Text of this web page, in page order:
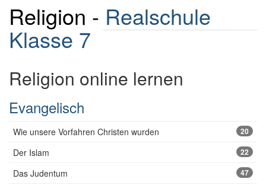
Religion - Realschule
Klasse 7
Religion online lernen
Evangelisch
Wie unsere Vorfahren Christen wurden 20
Der Islam 22
Das Judentum 47